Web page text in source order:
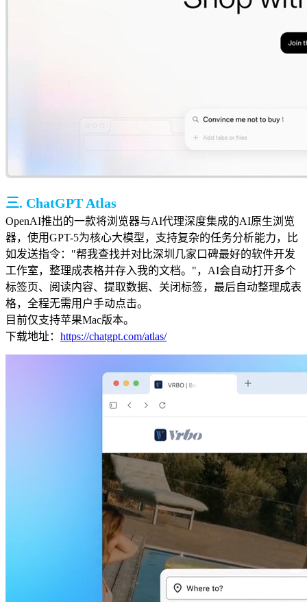
三. ChatGPT Atlas
OpenAI推出的一款将浏览器与AI代理深度集成的AI原生浏览
器，使用GPT-5为核心大模型，支持复杂的任务分析能力，比
如发送指令："帮我查找并对比深圳几家口碑最好的软件开发
工作室，整理成表格并存入我的文档。"，AI会自动打开多个
标签页、阅读内容、提取数据、关闭标签，最后自动整理成表
格，全程无需用户手动点击。
目前仅支持苹果Mac版本。
下载地址： https://chatgpt.com/atlas/